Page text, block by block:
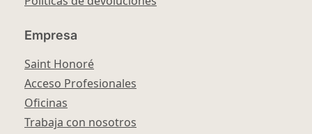
Empresa
Saint Honoré
Acceso Profesionales
Oficinas
Trabaja con nosotros